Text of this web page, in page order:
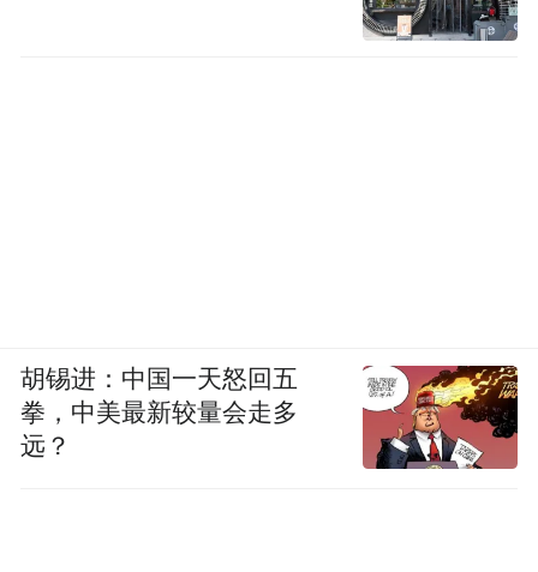
胡锡进：中国一天怒回五
拳，中美最新较量会走多
远？